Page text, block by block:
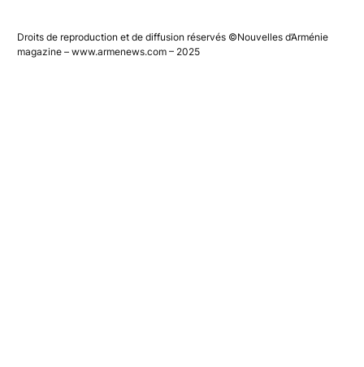
Droits de reproduction et de diffusion réservés ©Nouvelles d’Arménie